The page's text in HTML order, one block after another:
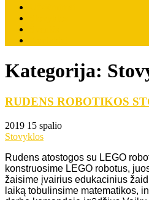
Kategorija:
RUDENS ROBOTIKOS
2019 15 spalio
Stovyklos
Rudens atostogos su LEGO
konstruosime LEGO robotus,
žaisime įvairius edukacinius
laiką tobulinsime matematikos,